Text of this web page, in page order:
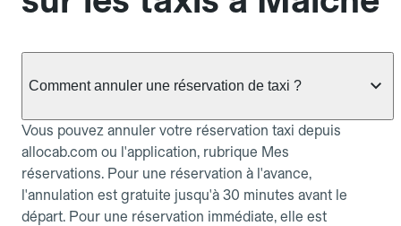
Comment annuler une réservation de taxi ?
Vous pouvez annuler votre réservation taxi depuis
allocab.com ou l'application, rubrique Mes
réservations. Pour une réservation à l'avance,
l'annulation est gratuite jusqu'à 30 minutes avant le
départ. Pour une réservation immédiate, elle est